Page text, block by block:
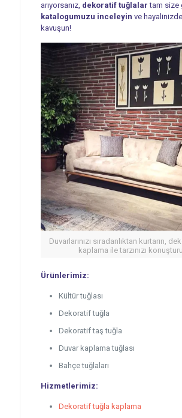
arıyorsanız, dekoratif tuğlalar tam size
katalogumuzu inceleyin ve
kavuşun!
Duvarlarınızı sıradanlıktan kurtarın,
kaplama ile tarzınızı
Ürünlerimiz:
Kültür tuğlası
Dekoratif tuğla
Dekoratif taş tuğla
Duvar kaplama tuğlası
Bahçe tuğlaları
Hizmetlerimiz:
Dekoratif tuğla kaplama